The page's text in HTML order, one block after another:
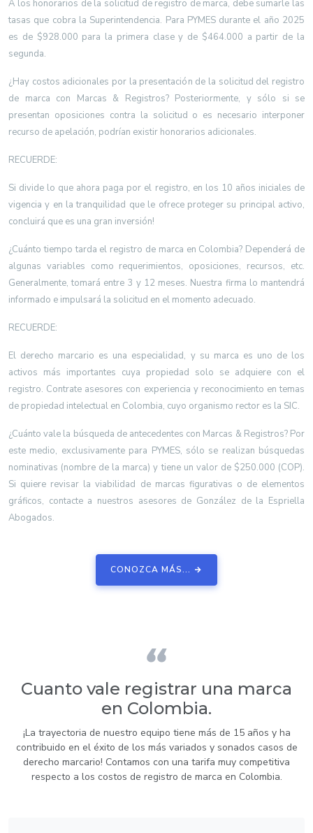
A los honorarios de la solicitud de registro de marca, debe sumarle las
tasas que cobra la Superintendencia. Para PYMES durante el año 2025
es de $928.000 para la primera clase y de $464.000 a partir de la
segunda.
¿Hay costos adicionales por la presentación de la solicitud del registro
de marca con Marcas & Registros? Posteriormente, y sólo si se
presentan oposiciones contra la solicitud o es necesario interponer
recurso de apelación, podrían existir honorarios adicionales.
RECUERDE:
Si divide lo que ahora paga por el registro, en los 10 años iniciales de
vigencia y en la tranquilidad que le ofrece proteger su principal activo,
concluirá que es una gran inversión!
¿Cuánto tiempo tarda el registro de marca en Colombia? Dependerá de
algunas variables como requerimientos, oposiciones, recursos, etc.
Generalmente, tomará entre 3 y 12 meses. Nuestra firma lo mantendrá
informado e impulsará la solicitud en el momento adecuado.
RECUERDE:
El derecho marcario es una especialidad, y su marca es uno de los
activos más importantes cuya propiedad solo se adquiere con el
registro. Contrate asesores con experiencia y reconocimiento en temas
de propiedad intelectual en Colombia, cuyo organismo rector es la SIC.
¿Cuánto vale la búsqueda de antecedentes con Marcas & Registros? Por
este medio, exclusivamente para PYMES, sólo se realizan búsquedas
nominativas (nombre de la marca) y tiene un valor de $250.000 (COP).
Si quiere revisar la viabilidad de marcas figurativas o de elementos
gráficos, contacte a nuestros asesores de González de la Espriella
Abogados.
CONOZCA MÁS...
Cuanto vale registrar una marca
en Colombia.
¡La trayectoria de nuestro equipo tiene más de 15 años y ha
contribuido en el éxito de los más variados y sonados casos de
derecho marcario! Contamos con una tarifa muy competitiva
respecto a los costos de registro de marca en Colombia.